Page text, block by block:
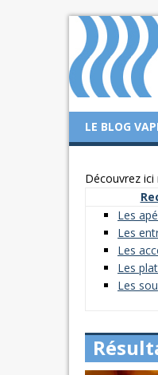
LE BLOG
Découvrez
Les
Les
Les
Les
Les